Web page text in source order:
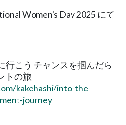
Women's Day 2025 にて
行こう チャンスを掴んだら
トの旅
kakehashi/into-the-
journey